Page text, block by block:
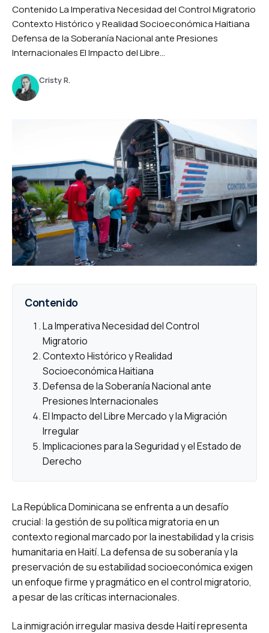
Contenido La Imperativa Necesidad del Control Migratorio
Contexto Histórico y Realidad Socioeconómica Haitiana
Defensa de la Soberanía Nacional ante Presiones
Internacionales El Impacto del Libre...
Cristy R.
Contenido
La Imperativa Necesidad del Control
Migratorio
Contexto Histórico y Realidad
Socioeconómica Haitiana
Defensa de la Soberanía Nacional ante
Presiones Internacionales
El Impacto del Libre Mercado y la Migración
Irregular
Implicaciones para la Seguridad y el Estado de
Derecho
La República Dominicana se enfrenta a un desafío
crucial: la gestión de su política migratoria en un
contexto regional marcado por la inestabilidad y la crisis
humanitaria en Haití. La defensa de su soberanía y la
preservación de su estabilidad socioeconómica exigen
un enfoque firme y pragmático en el control migratorio,
a pesar de las críticas internacionales.
La inmigración irregular masiva desde Haití representa